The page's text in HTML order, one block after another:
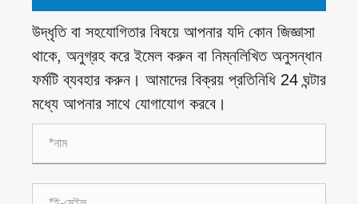
উদ্ধৃতি বা সহযোগিতার বিষয়ে আপনার যদি কোন জিজ্ঞাসা
থাকে, অনুগ্রহ করে ইমেল করুন বা নিম্নলিখিত অনুসন্ধান
ফর্মটি ব্যবহার করুন। আমাদের বিক্রয় প্রতিনিধি 24 ঘন্টার
মধ্যে আপনার সাথে যোগাযোগ করবে।